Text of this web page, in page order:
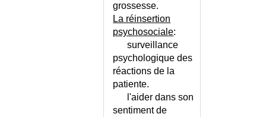
DIRECTIVES ANTICIPEES
DISSECTION AORTIQUE
DISSECTION CAROTIDIENNE
DISSECTION CORONAIRE
DISTOMATOSE HEPATIQUE
DISTOMATOSE INTESTINALE
DISTOMATOSE PULMONAIRE
grossesse.
La réinsertion
psychosociale:
surveillance
psychologique des
réactions de la
patiente.
l'aider dans son
sentiment de